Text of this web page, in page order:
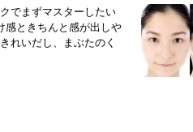
でまずマスターしたい
感ときちんと感が出しや
れいだし、まぶたのく